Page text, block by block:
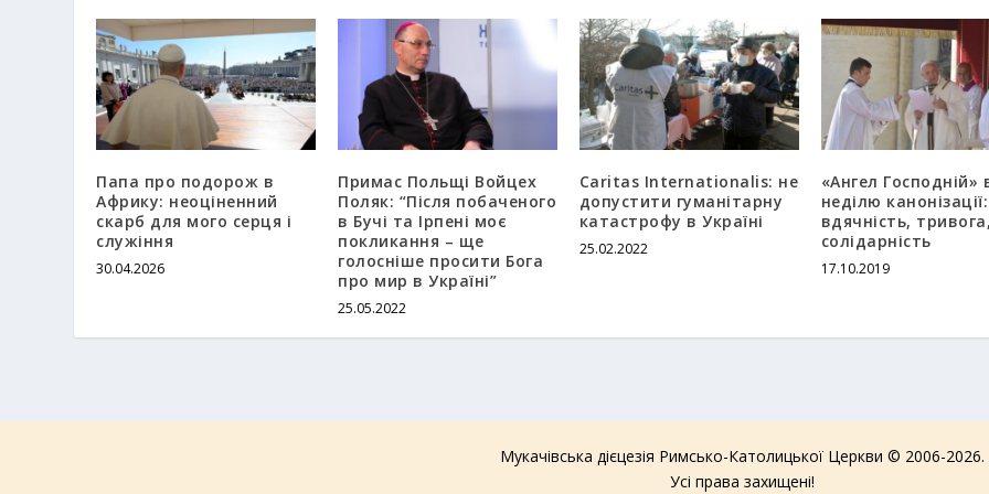
Папа про подорож в
Африку: неоціненний
скарб для мого серця і
служіння
30.04.2026
Примас Польщі Войцех
Поляк: “Після побаченого
в Бучі та Ірпені моє
покликання – ще
голосніше просити Бога
про мир в Україні”
25.05.2022
Caritas Internationalis: не
допустити гуманітарну
катастрофу в Україні
25.02.2022
«Ангел Господній»
неділю канонізації:
вдячність,
солідарність
17.10.2019
Мукачівська дієцезія Римсько-Католицької Церкви © 2006-2026.
Усі права захищені!